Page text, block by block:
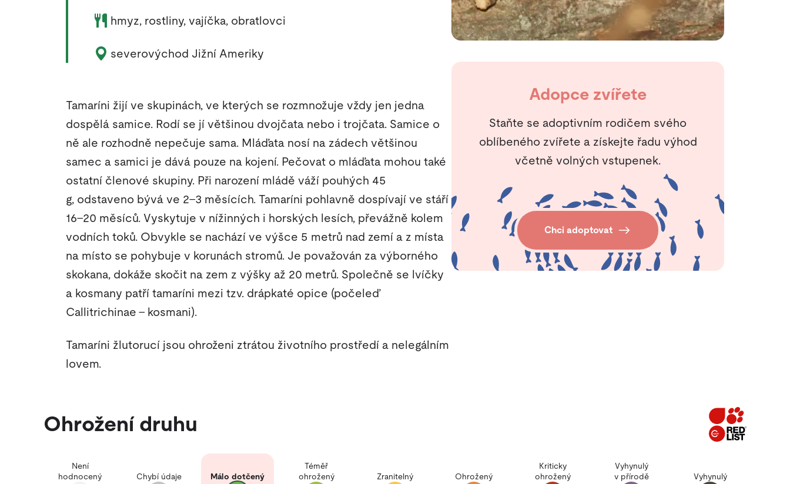
Potrava zvířete:
hmyz, rostliny, vajíčka, obratlovci
Výskyt zvířete:
severovýchod Jižní Ameriky
Tamaríni žijí ve skupinách, ve kterých se rozmnožuje vždy jen jedna
dospělá samice. Rodí se jí většinou dvojčata nebo i trojčata. Samice o
ně ale rozhodně nepečuje sama. Mláďata nosí na zádech většinou
samec a samici je dává pouze na kojení. Pečovat o mláďata mohou také
ostatní členové skupiny. Při narození mládě váží pouhých 45
g, odstaveno bývá ve 2–3 měsících. Tamaríni pohlavně dospívají ve stáří
16–20 měsíců. Vyskytuje v nížinných i horských lesích, převážně kolem
vodních toků. Obvykle se nachází ve výšce 5 metrů nad zemí a z místa
na místo se pohybuje v korunách stromů. Je považován za výborného
skokana, dokáže skočit na zem z výšky až 20 metrů. Společně se lvíčky
a kosmany patří tamaríni mezi tzv. drápkaté opice (počeleď
Callitrichinae - kosmani).
Tamaríni žlutorucí jsou ohroženi ztrátou životního prostředí a nelegálním
lovem.
Adopce zvířete
Staňte se adoptivním rodičem svého
oblíbeného zvířete a získejte řadu výhod
včetně volných vstupenek.
Chci adoptovat
Ohrožení druhu
Není
hodnocený
Chybí údaje
Málo dotčený
Téměř
ohrožený
Zranitelný
Ohrožený
Kriticky
ohrožený
Vyhynulý
v přírodě
Vyhynulý